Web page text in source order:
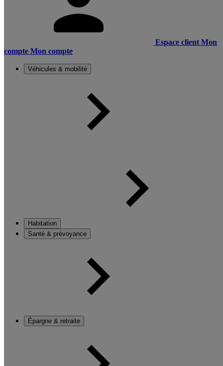
Espace client Mon
compte Mon compte
Véhicules & mobilité
Habitation
Santé & prévoyance
Épargne & retraite